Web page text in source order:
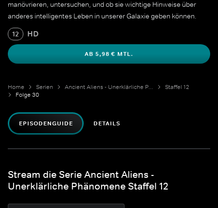
manövrieren, untersuchen, und ob sie wichtige Hinweise über
anderes intelligentes Leben in unserer Galaxie geben können.
12 HD
AB 5,98 € MTL.
Home Serien Ancient Aliens - Unerklärliche Phänomene
Staffel 12
Folge 30
EPISODENGUIDE DETAILS
Stream die Serie Ancient Aliens -
Unerklärliche Phänomene Staffel 12